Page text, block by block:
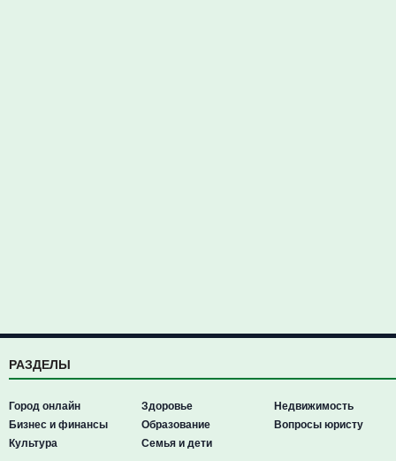
РАЗДЕЛЫ
Город онлайн
Бизнес и финансы
Культура
Здоровье
Образование
Семья и дети
Недвижимость
Вопросы юристу